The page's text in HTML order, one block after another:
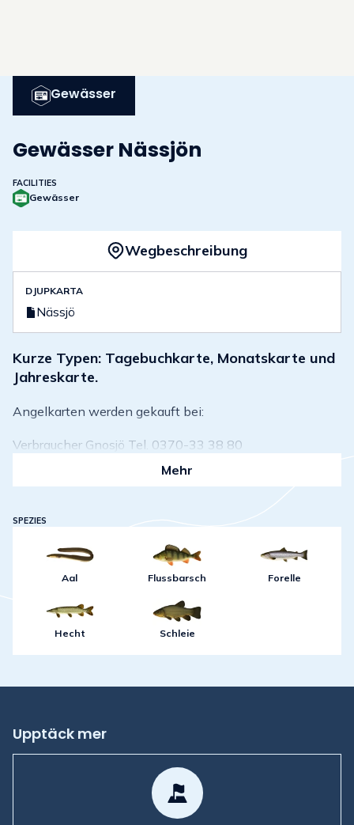
Gewässer
Gewässer Nässjön
FACILITIES
Gewässer
Wegbeschreibung
DJUPKARTA
Nässjö
Kurze Typen: Tagebuchkarte, Monatskarte und
Jahreskarte.
Angelkarten werden gekauft bei:
Verbraucher Gnosjö Tel. 0370-33 38 80
Mehr
SPEZIES
Aal Flussbarsch Forelle
Hecht Schleie
Upptäck mer